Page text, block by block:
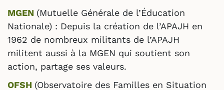
MGEN (Mutuelle Générale de l’Éducation
Nationale) : Depuis la création de l’APAJH en
1962 de nombreux militants de l’APAJH
militent aussi à la MGEN qui soutient son
action, partage ses valeurs.
OFSH (Observatoire des Familles en Situation